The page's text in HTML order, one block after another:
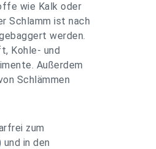
wie Kalk oder
Schlamm ist nach
werden.
Kohle- und
Außerdem
Schlämmen
zum
und in den